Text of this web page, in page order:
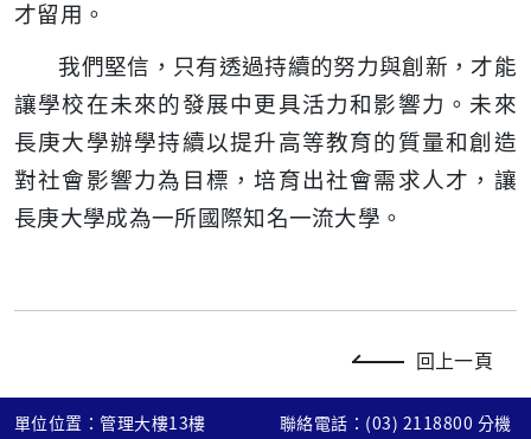
才留用。
我們堅信，只有透過持續的努力與創新，才能
讓學校在未來的發展中更具活力和影響力。未來
長庚大學辦學持續以提升高等教育的質量和創造
對社會影響力為目標，培育出社會需求人才，讓
長庚大學成為一所國際知名一流大學。
回上一頁
單位位置：管理大樓13樓 聯絡電話：(03) 2118800 分機